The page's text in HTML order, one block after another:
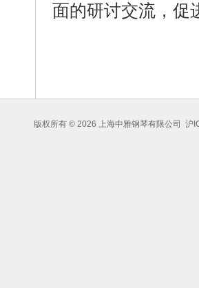
面的研讨交流，促
版权所有 © 2026 上海中雅钢琴有限公司